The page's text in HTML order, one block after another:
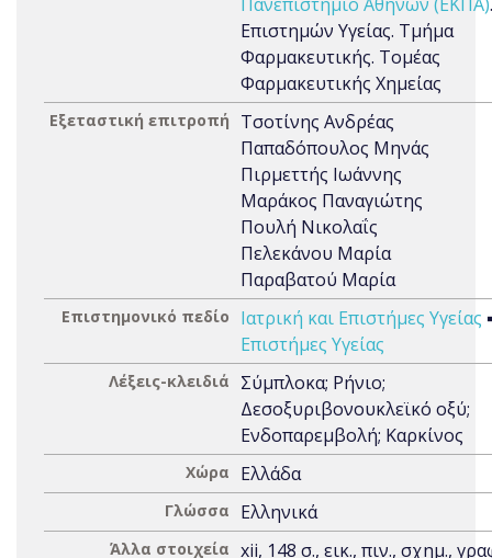
Επιστημών Υγείας. Τμήμα
Φαρμακευτικής. Τομέας
Φαρμακευτικής Χημείας
Εξεταστική επιτροπή
Τσοτίνης Ανδρέας
Παπαδόπουλος Μηνάς
Πιρμεττής Ιωάννης
Μαράκος Παναγιώτης
Πουλή Νικολαΐς
Πελεκάνου Μαρία
Παραβατού Μαρία
Επιστημονικό πεδίο Ιατρική και Επιστήμες Υγείας
Επιστήμες Υγείας
Λέξεις-κλειδιά
Σύμπλοκα; Ρήνιο;
Δεσοξυριβονουκλεϊκό οξύ;
Ενδοπαρεμβολή; Καρκίνος
Χώρα Ελλάδα
Γλώσσα Ελληνικά
Άλλα στοιχεία xii, 148 σ., εικ., πιν., σχημ.,